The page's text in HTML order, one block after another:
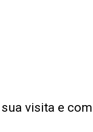
sua visita e